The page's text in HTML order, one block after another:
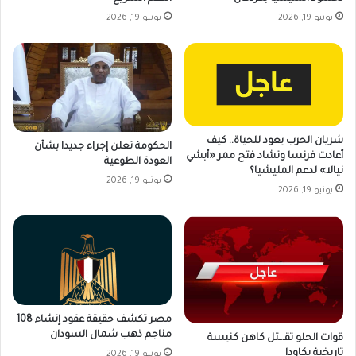
يونيو 19, 2026 يونيو 19, 2026
شريان الحرب يعود للحياة.. كيف
أعادت فرنسا وتشاد فتح ممر «أبشي
نيالا» لدعم المليشيا؟
يونيو 19, 2026
الحكومة تعلن إجراء جديدا بشأن
العودة الطوعية
يونيو 19, 2026
قوات الحلو تقـ.ـتل كاهن كنيسة
تاريخية بكاودا
مصر تكشف حقيقة عقود إنشاء 108
مناجم ذهب شمال السودان
يونيو 19, 2026